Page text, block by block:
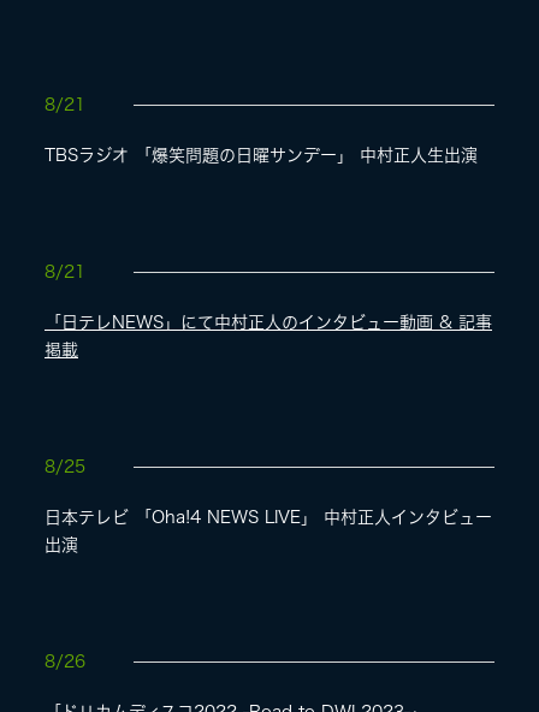
8/21
TBSラジオ 「爆笑問題の日曜サンデー」 中村正人生出演
8/21
「日テレNEWS」にて中村正人のインタビュー動画 & 記事
掲載
8/25
日本テレビ 「Oha!4 NEWS LIVE」 中村正人インタビュー
出演
8/26